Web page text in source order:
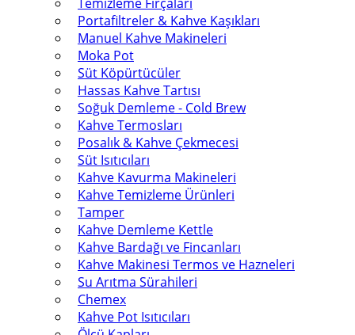
Portafiltreler & Kahve Kaşıkları
Manuel Kahve Makineleri
Moka Pot
Süt Köpürtücüler
Hassas Kahve Tartısı
Soğuk Demleme - Cold Brew
Kahve Termosları
Posalık & Kahve Çekmecesi
Süt Isıtıcıları
Kahve Kavurma Makineleri
Kahve Temizleme Ürünleri
Tamper
Kahve Demleme Kettle
Kahve Bardağı ve Fincanları
Kahve Makinesi Termos ve Hazneleri
Su Arıtma Sürahileri
Chemex
Kahve Pot Isıtıcıları